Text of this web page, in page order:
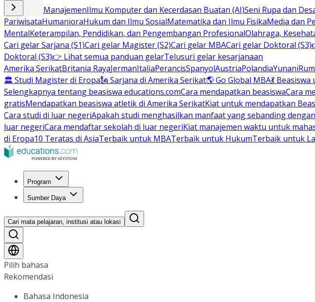
Bisnis dan ManajemenIlmu Komputer dan Kecerdasan Buatan (AI)Seni Rupa dan
PariwisataHumanioraHukum dan Ilmu SosialMatematika dan Ilmu FisikaMedia dan
MentalKeterampilan, Pendidikan, dan Pengembangan ProfesionalOlahraga,
Cari gelar Sarjana (S1)Cari gelar Magister (S2)Cari gelar MBACari gelar Doktoral (S3)
Doktoral (S3)👉 Lihat semua panduan gelarTelusuri gelar kesarjanaan
Amerika SerikatBritania RayaJermanItaliaPerancisSpanyolAustriaPolandiaYunani
🏛 Studi Magister di Eropa🗽 Sarjana di Amerika Serikat🌎 Go Global MBA💃
Selengkapnya tentang beasiswa educations.comCara mendapatkan beasiswaCara
gratisMendapatkan beasiswa atletik di Amerika SerikatKiat untuk mendapatkan
Cara studi di luar negeriApakah studi menghasilkan manfaat yang sebanding
luar negeriCara mendaftar sekolah di luar negeriKiat manajemen waktu untuk
di Eropa10 Teratas di AsiaTerbaik untuk MBATerbaik untuk HukumTerbaik untuk
Program
Sumber Daya
Cari mata pelajaran, institusi atau lokasi
Pilih bahasa
Rekomendasi
Bahasa Indonesia